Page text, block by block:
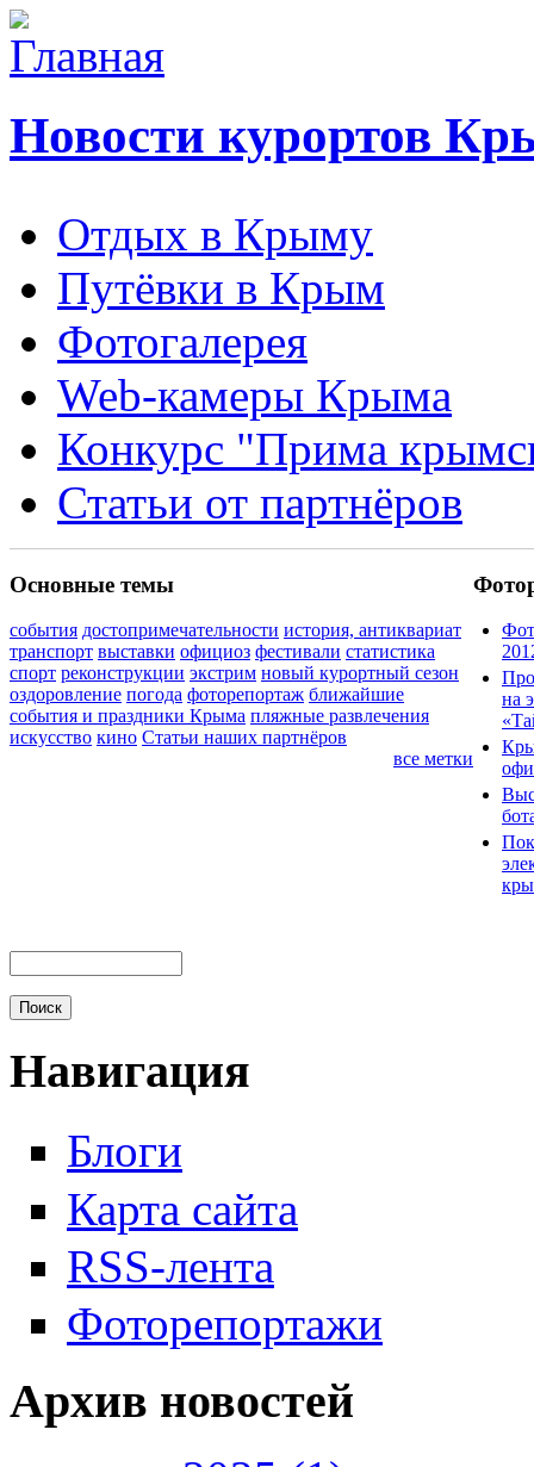
Новости курортов
Отдых в Крыму
Путёвки в Крым
Фотогалерея
Web-камеры Крыма
Конкурс "Прима
Статьи от партнёров
Основные темы
события достопримечательности история, антиквариат
транспорт выставки официоз фестивали статистика
спорт реконструкции экстрим новый курортный сезон
оздоровление погода фоторепортаж ближайшие
события и праздники Крыма пляжные развлечения
искусство кино Статьи наших партнёров
все метки
на
Навигация
Блоги
Карта сайта
RSS-лента
Фоторепортажи
Архив новостей